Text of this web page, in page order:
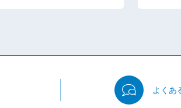
よくあ